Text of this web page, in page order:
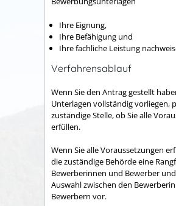
Ihre Eignung,
Ihre Befähigung und
Ihre fachliche Leistung
Verfahrensablauf
Wenn Sie den Antrag gestellt
Unterlagen vollständig vorliegen,
zuständige Stelle, ob Sie alle
erfüllen.
Wenn Sie alle Voraussetzungen
die zuständige Behörde eine
Bewerberinnen und Bewerber
Auswahl zwischen den
Bewerbern vor.